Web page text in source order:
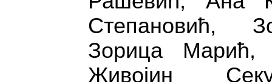
Степановић,
Зорица Марић,
Живојин